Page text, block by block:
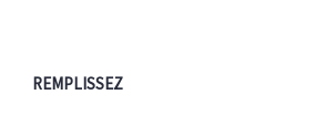
REMPLISSEZ